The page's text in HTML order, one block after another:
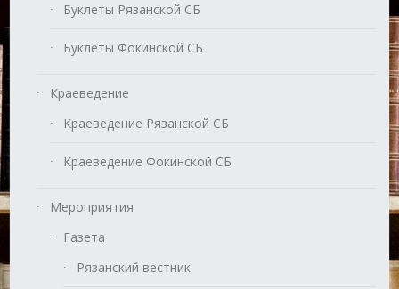
Буклеты Рязанской СБ
Буклеты Фокинской СБ
Краеведение
Краеведение Рязанской СБ
Краеведение Фокинской СБ
Мероприятия
Газета
Рязанский вестник